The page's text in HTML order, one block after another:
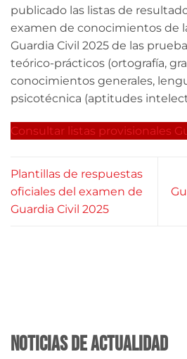
publicado las listas de
examen de conocimientos de
Guardia Civil 2025 de las
teórico-prácticos (ortografía,
conocimientos generales,
psicotécnica (aptitudes
Consultar listas provisionales
Plantillas de respuestas
oficiales del examen de
Guardia Civil 2025
NOTICIAS DE ACTUALIDAD